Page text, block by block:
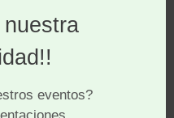
o personajes, entes
profesionales,
tipo. Materias